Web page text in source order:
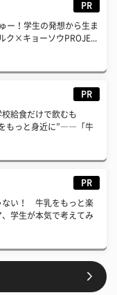
PR
ー！学生の発想から生ま
×キョーソウPROJE...
PR
校給食だけで飲むも
もっと身近に”――「牛
PR
ない！ 牛乳をもっと楽
、学生が本気で考えてみ